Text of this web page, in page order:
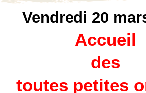
Vendredi 20
Accueil
des
toutes petites